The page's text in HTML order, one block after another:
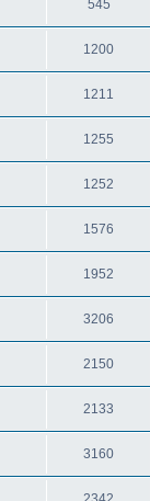
545
1200
1211
1255
1252
1576
1952
3206
2150
2133
3160